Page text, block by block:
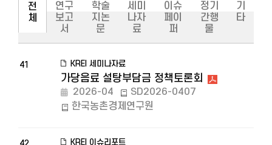
전
체
연구
보고
서
학술
지논
문
세미
나자
료
이슈
페이
퍼
정기
간행
물
기
타
41 KREI 세미나자료
가당음료 설탕부담금 정책토론회
2026-04
SD2026-0407
한국농촌경제연구원
KREI 이슈리포트